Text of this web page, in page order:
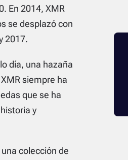
En 2014, XMR
se desplazó con
2017.
día, una hazaña
siempre ha
que se ha
y
colección de